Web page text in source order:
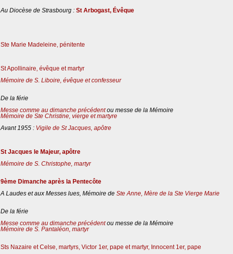
Au Diocèse de Strasbourg : St Arbogast, Évêque
Ste Marie Madeleine, pénitente
St Apollinaire, évêque et martyr
Mémoire de S. Liboire, évêque et confesseur
De la férie
Messe comme au dimanche précédentou messe de la Mémoire
Mémoire de Ste Christine, vierge et martyre
Avant 1955 : Vigile de St Jacques, apôtre
St Jacques le Majeur, apôtre
Mémoire de S. Christophe, martyr
9ème Dimanche après la Pentecôte
A Laudes et aux Messes lues, Mémoire de Ste Anne, Mère de la Ste Vierge Marie
De la férie
Messe comme au dimanche précédentou messe de la Mémoire
Mémoire de S. Pantaléon, martyr
Sts Nazaire et Celse, martyrs, Victor 1er, pape et martyr, Innocent 1er, pape